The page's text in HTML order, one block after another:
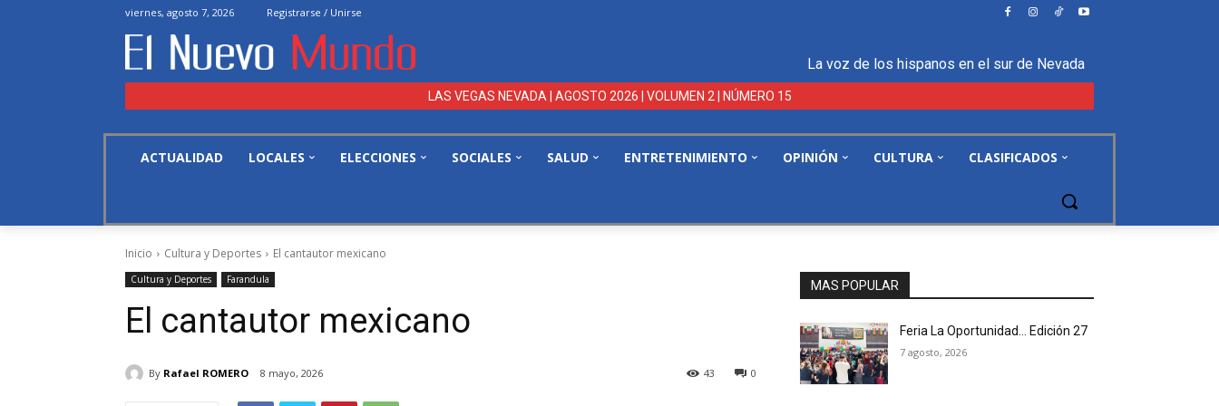
viernes, agosto 7, 2026 Registrarse / Unirse
La voz de los hispanos en el sur de Nevada
LAS VEGAS NEVADA | AGOSTO 2026 | VOLUMEN 2 | NÚMERO 15
ACTUALIDAD LOCALES ELECCIONES SOCIALES SALUD ENTRETENIMIENTO OPINIÓN CULTURA CLASIFICADOS
Inicio Cultura y Deportes El cantautor mexicano
Cultura y Deportes Farandula
El cantautor mexicano
By Rafael ROMERO 8 mayo, 2026 0
43
MAS POPULAR
Feria La Oportunidad… Edición 27
7 agosto, 2026